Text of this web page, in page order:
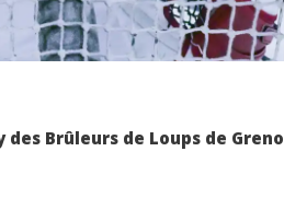
des Brûleurs de Loups de